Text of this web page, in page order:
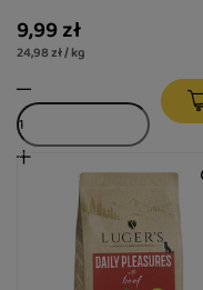
9,99 zł
24,98 zł / kg